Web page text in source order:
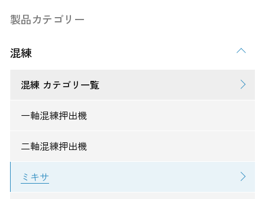
製品カテゴリー
混練
混練 カテゴリ一覧
一軸混練押出機
二軸混練押出機
ミキサ